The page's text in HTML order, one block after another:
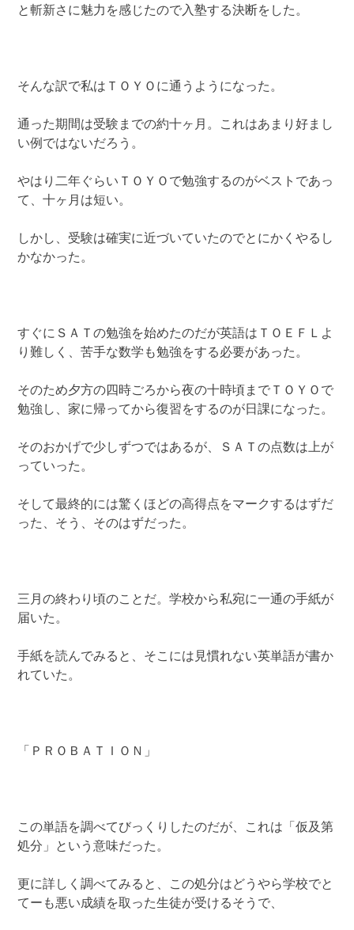
と斬新さに魅力を感じたので入塾する決断をした。
そんな訳で私はＴＯＹＯに通うようになった。
通った期間は受験までの約十ヶ月。これはあまり好まし
い例ではないだろう。
やはり二年ぐらいＴＯＹＯで勉強するのがベストであっ
て、十ヶ月は短い。
しかし、受験は確実に近づいていたのでとにかくやるし
かなかった。
すぐにＳＡＴの勉強を始めたのだが英語はＴＯＥＦＬよ
り難しく、苦手な数学も勉強をする必要があった。
そのため夕方の四時ごろから夜の十時頃までＴＯＹＯで
勉強し、家に帰ってから復習をするのが日課になった。
そのおかげで少しずつではあるが、ＳＡＴの点数は上が
っていった。
そして最終的には驚くほどの高得点をマークするはずだ
った、そう、そのはずだった。
三月の終わり頃のことだ。学校から私宛に一通の手紙が
届いた。
手紙を読んでみると、そこには見慣れない英単語が書か
れていた。
「ＰＲＯＢＡＴＩＯＮ」
この単語を調べてびっくりしたのだが、これは「仮及第
処分」という意味だった。
更に詳しく調べてみると、この処分はどうやら学校でと
てーも悪い成績を取った生徒が受けるそうで、